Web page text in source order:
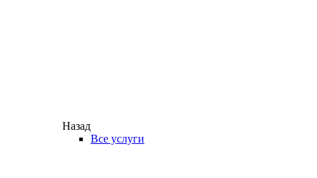
Назад
Все услуги